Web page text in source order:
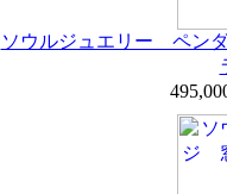
ソウルジュエリー ペン